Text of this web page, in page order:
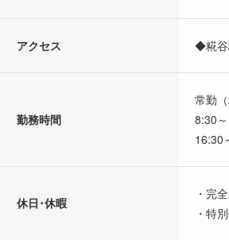
アクセス ◆糀谷
勤務時間
常勤（
8:30
16:30
休日･休暇
・完
・特